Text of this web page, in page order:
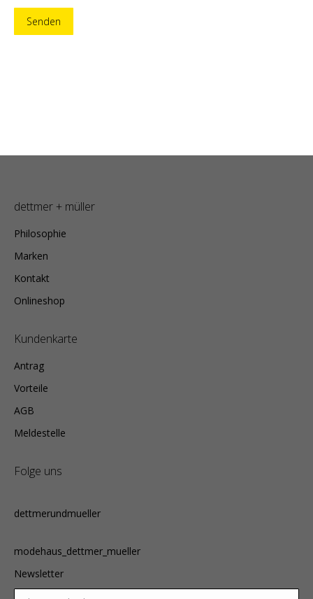
dettmer + müller
Philosophie
Marken
Kontakt
Onlineshop
Kundenkarte
Antrag
Vorteile
AGB
Meldestelle
Folge uns
dettmerundmueller
modehaus_dettmer_mueller
Newsletter